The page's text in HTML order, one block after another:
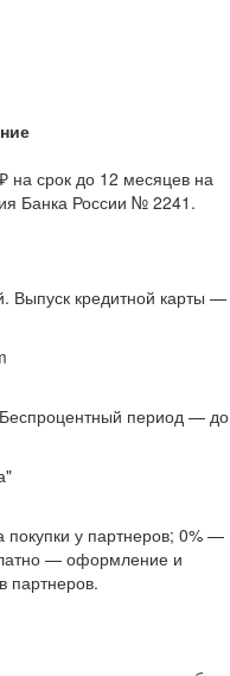
на срок до 12 месяцев на
Банка России № 2241.
Выпуск кредитной карты —
период — до
у партнеров; 0% —
— оформление и
партнеров.